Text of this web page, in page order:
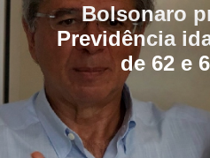
Bolsonaro
Previdência
de 62 e